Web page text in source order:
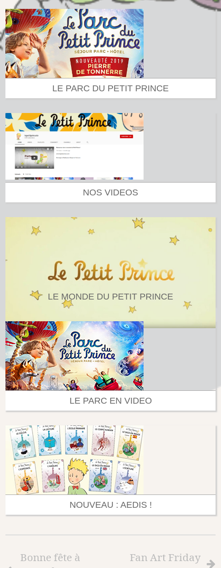
LE PARC DU PETIT PRINCE
NOS VIDEOS
LE MONDE DU PETIT PRINCE
LE PARC EN VIDEO
NOUVEAU : AEDIS !
Bonne fête à
Fan Art Friday